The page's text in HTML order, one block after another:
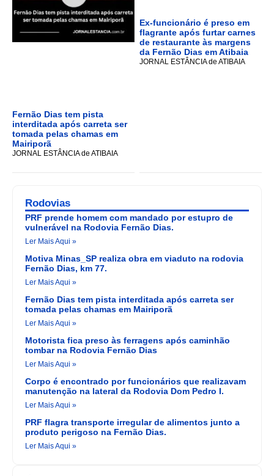
Fernão Dias tem pista
interditada após carreta ser
tomada pelas chamas em
Mairiporã
JORNAL ESTÂNCIA de ATIBAIA
Ex-funcionário é preso em
flagrante após furtar carnes
de restaurante às margens
da Fernão Dias em Atibaia
JORNAL ESTÂNCIA de ATIBAIA
Rodovias
PRF prende homem com mandado por estupro de
vulnerável na Rodovia Fernão Dias.
Ler Mais Aqui »
Motiva Minas_SP realiza obra em viaduto na rodovia
Fernão Dias, km 77.
Ler Mais Aqui »
Fernão Dias tem pista interditada após carreta ser
tomada pelas chamas em Mairiporã
Ler Mais Aqui »
Motorista fica preso às ferragens após caminhão
tombar na Rodovia Fernão Dias
Ler Mais Aqui »
Corpo é encontrado por funcionários que realizavam
manutenção na lateral da Rodovia Dom Pedro I.
Ler Mais Aqui »
PRF flagra transporte irregular de alimentos junto a
produto perigoso na Fernão Dias.
Ler Mais Aqui »